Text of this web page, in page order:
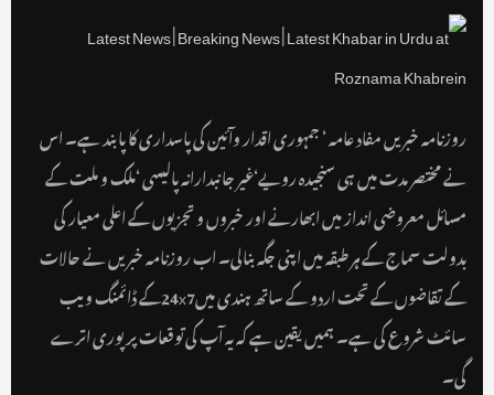
روزنامہ خبریں مفاد عامہ ‘ جمہوری اقدار وآئین کی پاسداری کا پابند ہے۔ اس
نے مختصر مدت میں ہی سنجیدہ رویے‘غیر جانبدارانہ پالیسی ‘ملک و ملت کے
مسائل معروضی انداز میں ابھارنے اور خبروں و تجزیوں کے اعلی معیار کی
بدولت سماج کے ہر طبقہ میں اپنی جگہ بنالی۔ اب روزنامہ خبریں نے حالات
کے تقاضوں کے تحت اردو کے ساتھ ہندی میں24x7کے ڈائمنگ ویب
سائٹ شروع کی ہے۔ ہمیں یقین ہے کہ یہ آپ کی توقعات پر پوری اترے
گی۔